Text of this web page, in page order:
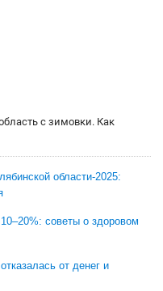
с зимовки. Как
области-2025:
советы о здоровом
от денег и